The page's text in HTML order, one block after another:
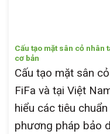
Cấu tạo mặt sân cỏ nhân
cơ bản
Cấu tạo mặt sân
FiFa và tại Việt
hiểu các tiêu
phương pháp bảo